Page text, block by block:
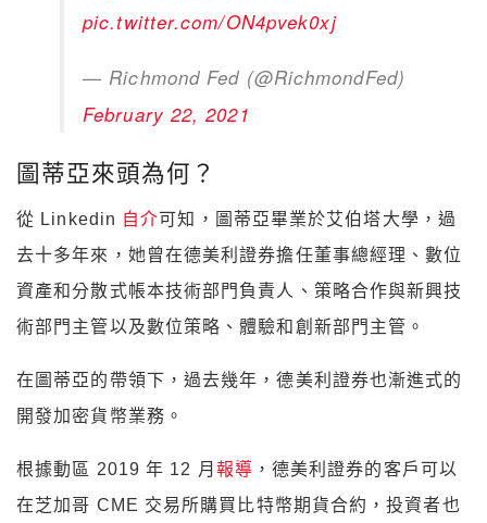
pic.twitter.com/ON4pvek0xj
— Richmond Fed (@RichmondFed)
February 22, 2021
圖蒂亞來頭為何？
從 Linkedin 自介可知，圖蒂亞畢業於艾伯塔大學，過
去十多年來，她曾在德美利證券擔任董事總經理、數位
資產和分散式帳本技術部門負責人、策略合作與新興技
術部門主管以及數位策略、體驗和創新部門主管。
在圖蒂亞的帶領下，過去幾年，德美利證券也漸進式的
開發加密貨幣業務。
根據動區 2019 年 12 月 報導 ，德美利證券的客戶可以
在芝加哥 CME 交易所購買比特幣期貨合約，投資者也